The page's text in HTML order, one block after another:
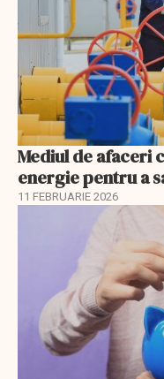
Mediul de afaceri
energie pentru a
11 FEBRUARIE 2026